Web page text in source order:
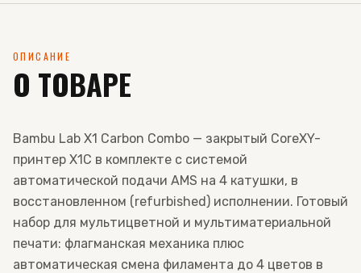
ОПИСАНИЕ
О ТОВАРЕ
Bambu Lab X1 Carbon Combo — закрытый CoreXY-
принтер X1C в комплекте с системой
автоматической подачи AMS на 4 катушки, в
восстановленном (refurbished) исполнении. Готовый
набор для мультицветной и мультиматериальной
печати: флагманская механика плюс
автоматическая смена филамента до 4 цветов в